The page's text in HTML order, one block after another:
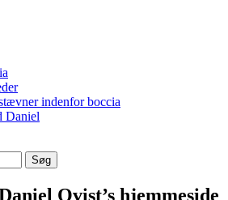
indenfor boccia
Daniel
Qvist’s hjemmeside